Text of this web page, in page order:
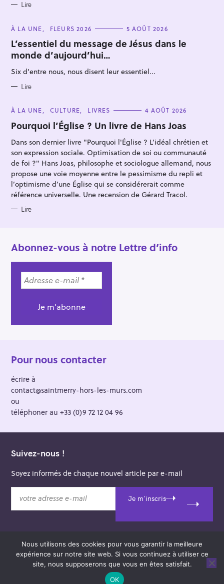
Lire
C
T
E
G
O
R
I
S
À LA UNE FLEURS 2026 5 AOÛT 2026
L’essentiel du message de Jésus dans le
monde d’aujourd’hui…
Six d'entre nous, nous disent leur essentiel...
Lire
C
T
E
O
I
E
S
À LA UNE CULTURE LIVRES 4 AOÛT 2026
Pourquoi l’Église ? Un livre de Hans Joas
Dans son dernier livre "Pourquoi l'Église ? L’idéal chrétien et
son expression sociale. Optimisation de soi ou communauté
de foi ?" Hans Joas, philosophe et sociologue allemand, nous
propose une voie moyenne entre le pessimisme du repli et
l’optimisme d’une Église qui se considérerait comme
référence universelle. Une recension de Gérard Tracol.
Lire
Abonnez-vous à notre Lettre d’info
Pour nous contacter
écrire à
contact@saintmerry-hors-les-murs.com
ou
téléphoner au +33 (0)9 72 12 04 96
Suivez-nous !
Soyez informés de chaque nouvel article par e-mail
t
Je m'inscris
© 2026 Saint-Merry Hors-les-Murs.
Theme: Felt byPixelgrade.
Nous utilisons des cookies pour vous garantir la meilleure
expérience sur notre site web. Si vous continuez à utiliser ce
site, nous supposerons que vous en êtes satisfait.
OK